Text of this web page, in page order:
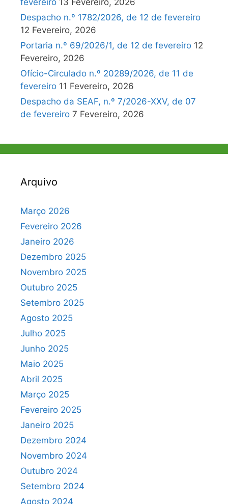
fevereiro 13 Fevereiro, 2026
Despacho n.º 1782/2026, de 12 de fevereiro
12 Fevereiro, 2026
Portaria n.º 69/2026/1, de 12 de fevereiro 12
Fevereiro, 2026
Ofício-Circulado n.º 20289/2026, de 11 de
fevereiro 11 Fevereiro, 2026
Despacho da SEAF, n.º 7/2026-XXV, de 07
de fevereiro 7 Fevereiro, 2026
Arquivo
Março 2026
Fevereiro 2026
Janeiro 2026
Dezembro 2025
Novembro 2025
Outubro 2025
Setembro 2025
Agosto 2025
Julho 2025
Junho 2025
Maio 2025
Abril 2025
Março 2025
Fevereiro 2025
Janeiro 2025
Dezembro 2024
Novembro 2024
Outubro 2024
Setembro 2024
Agosto 2024